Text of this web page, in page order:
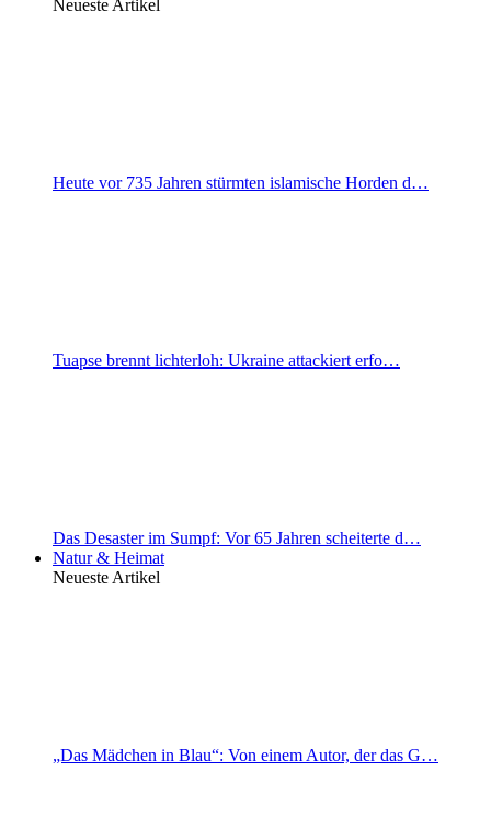
Neueste Artikel
Heute vor 735 Jahren stürmten islamische Horden d…
Tuapse brennt lichterloh: Ukraine attackiert erfo…
Das Desaster im Sumpf: Vor 65 Jahren scheiterte d…
Natur & Heimat
Neueste Artikel
„Das Mädchen in Blau“: Von einem Autor, der das G…